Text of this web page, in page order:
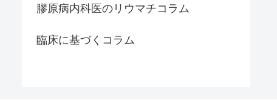
膠原病内科医のリウマチコラム
臨床に基づくコラム